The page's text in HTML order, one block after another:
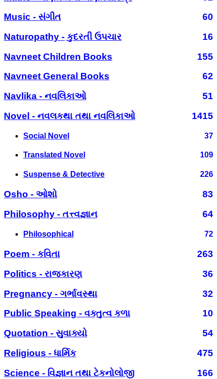
Music - સંગીત
60
Naturopathy - કુદરતી ઉપચાર
16
Navneet Children Books
155
Navneet General Books
62
Navlika - નવલિકાઓ
51
Novel - નવલકથા તથા નવલિકાઓ
1415
Social Novel 37
Translated Novel 109
Suspense & Detective 226
Osho - ઓશો
83
Philosophy - તત્ત્વજ્ઞાન
64
Philosophical 72
Poem - કવિતા
263
Politics - રાજકારણ
36
Pregnancy - ગર્ભાવસ્થા
32
Public Speaking - વક્તુત્વ કળા
10
Quotation - સુવાક્યો
54
Religious - ધાર્મિક
475
Science - વિજ્ઞાન તથા ટેકનોલોજી
166